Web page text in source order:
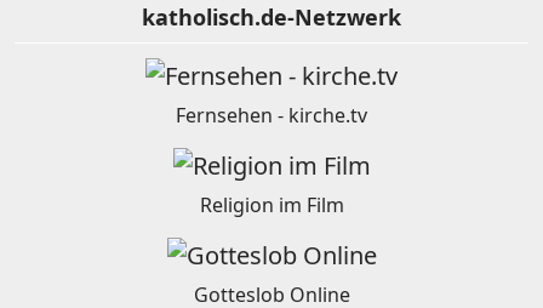
katholisch.de-Netzwerk
Fernsehen - kirche.tv
Religion im Film
Gotteslob Online